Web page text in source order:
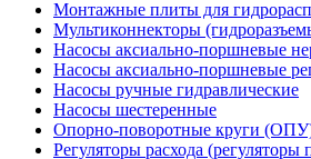
Монтажные плиты для
Мультиконнекторы
Насосы аксиально-поршневые
Насосы аксиально-поршневые
Насосы ручные гидравлические
Насосы шестеренные
Опорно-поворотные круги
Регуляторы расхода